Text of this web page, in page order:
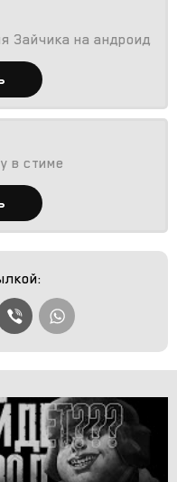
Зайчика на андроид
в стиме